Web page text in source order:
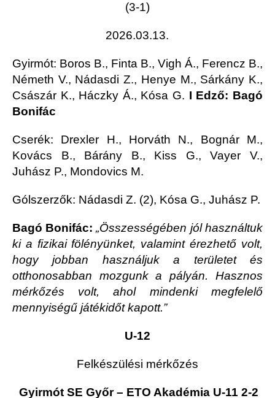
(3-1)
2026.03.13.
Gyirmót: Boros B., Finta B., Vigh Á., Ferencz B.,
Németh V., Nádasdi Z., Henye M., Sárkány K.,
Császár K., Háczky Á., Kósa G. I Edző: Bagó
Bonifác
Cserék: Drexler H., Horváth N., Bognár M.,
Kovács B., Bárány B., Kiss G., Vayer V.,
Juhász P., Mondovics M.
Gólszerzők: Nádasdi Z. (2), Kósa G., Juhász P.
Bagó Bonifác:„Összességében jól használtuk
ki a fizikai fölényünket, valamint érezhető volt,
hogy jobban használjuk a területet és
otthonosabban mozgunk a pályán. Hasznos
mérkőzés volt, ahol mindenki megfelelő
mennyiségű játékidőt kapott.”
U-12
Felkészülési mérkőzés
Gyirmót SE Győr – ETO Akadémia U-11 2-2